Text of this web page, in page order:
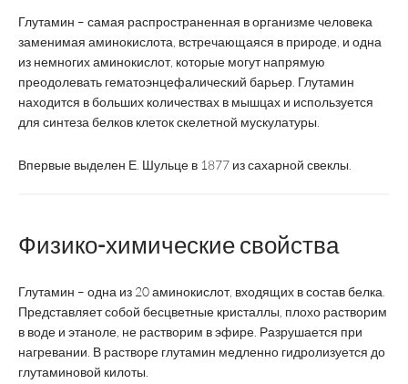
Глутамин – самая распространенная в организме человека
заменимая аминокислота, встречающаяся в природе, и одна
из немногих аминокислот, которые могут напрямую
преодолевать гематоэнцефалический барьер. Глутамин
находится в больших количествах в мышцах и используется
для синтеза белков клеток скелетной мускулатуры.
Впервые выделен Е. Шульце в 1877 из сахарной свеклы.
Физико-химические свойства
Глутамин – одна из 20 аминокислот, входящих в состав белка.
Представляет собой бесцветные кристаллы, плохо растворим
в воде и этаноле, не растворим в эфире. Разрушается при
нагревании. В растворе глутамин медленно гидролизуется до
глутаминовой килоты.